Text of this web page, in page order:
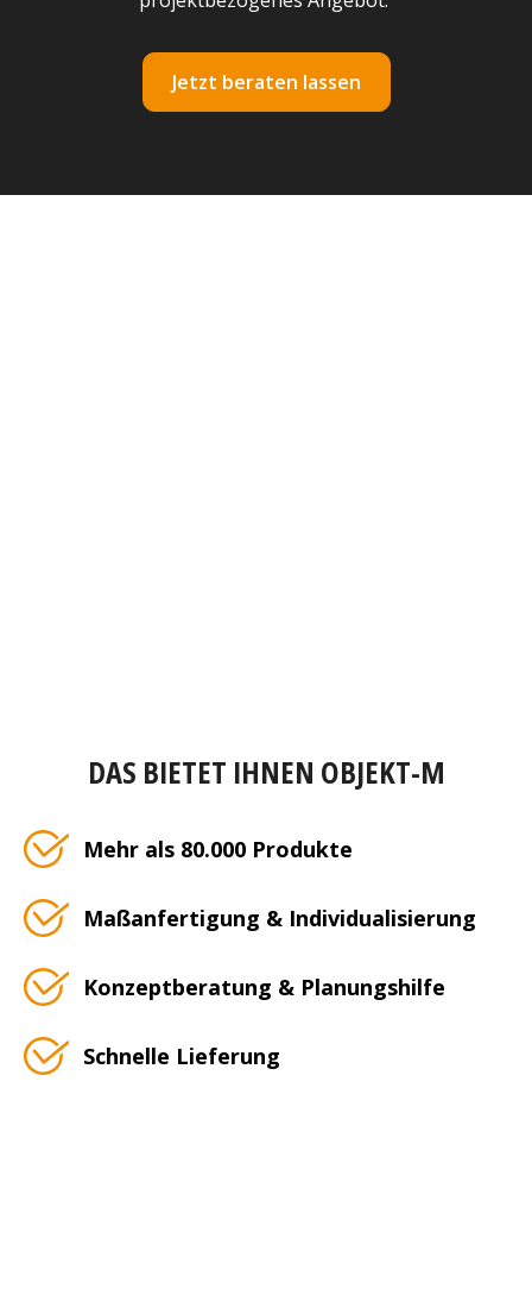
Jetzt beraten lassen
DAS BIETET IHNEN OBJEKT-M
Mehr als 80.000 Produkte
Maßanfertigung & Individualisierung
Konzeptberatung & Planungshilfe
Schnelle Lieferung